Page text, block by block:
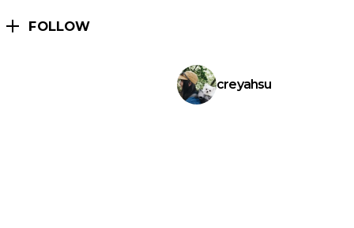
FOLLOW
creyahsu